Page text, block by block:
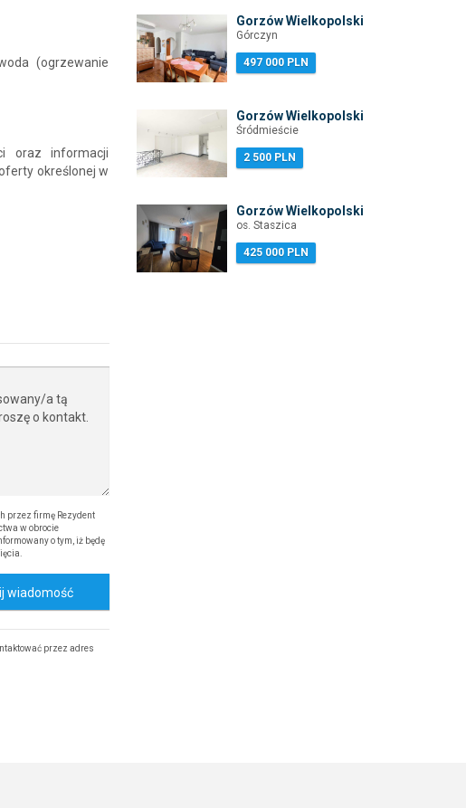
(ogrzewanie
oraz informacji
określonej w
przez firmę Rezydent
w obrocie
o tym, iż będę
wiadomość
przez adres
Gorzów Wielkopolski
Górczyn
497 000 PLN
Gorzów Wielkopolski
Śródmieście
2 500 PLN
Gorzów Wielkopolski
os. Staszica
425 000 PLN